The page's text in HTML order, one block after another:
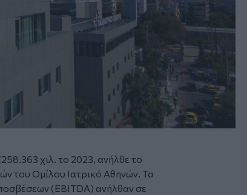
χιλ. το 2023, ανήλθε το
του Ομίλου Ιατρικό Αθηνών. Τα
(EBITDA) ανήλθαν σε